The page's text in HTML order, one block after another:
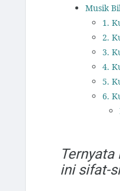
Musik
1.
2.
3.
4.
5.
6.
ini sifat-